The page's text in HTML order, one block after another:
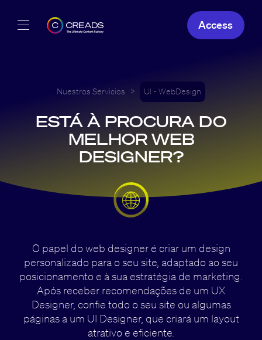
Nuestras ofertas
Creads
Access
Nuestros Servicios > UI - WebDesign
ESTÁ À PROCURA DO
MELHOR WEB
DESIGNER?
O papel do web designer é criar um design
personalizado para o seu site, adaptado ao seu
posicionamento e à sua estratégia de marketing.
Após receber recomendações de um UX
Designer, confie todo o seu site ou algumas
páginas a um UI Designer, que criará um layout
atrativo e eficiente.